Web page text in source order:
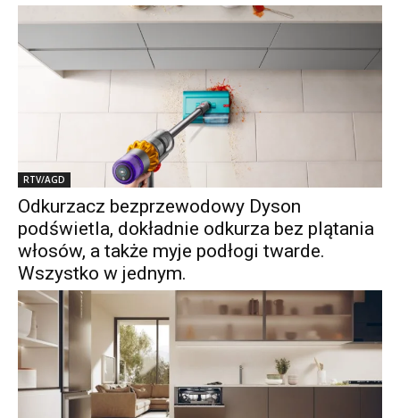
RTV/AGD
Odkurzacz bezprzewodowy Dyson
podświetla, dokładnie odkurza bez plątania
włosów, a także myje podłogi twarde.
Wszystko w jednym.